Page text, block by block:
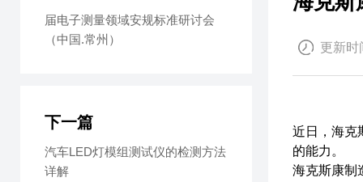
更新时
近日，海克
的能力。
海克斯康制
届电子测量领域安规标准研讨会
（中国.常州）
下一篇
汽车LED灯模组测试仪的检测方法
详解